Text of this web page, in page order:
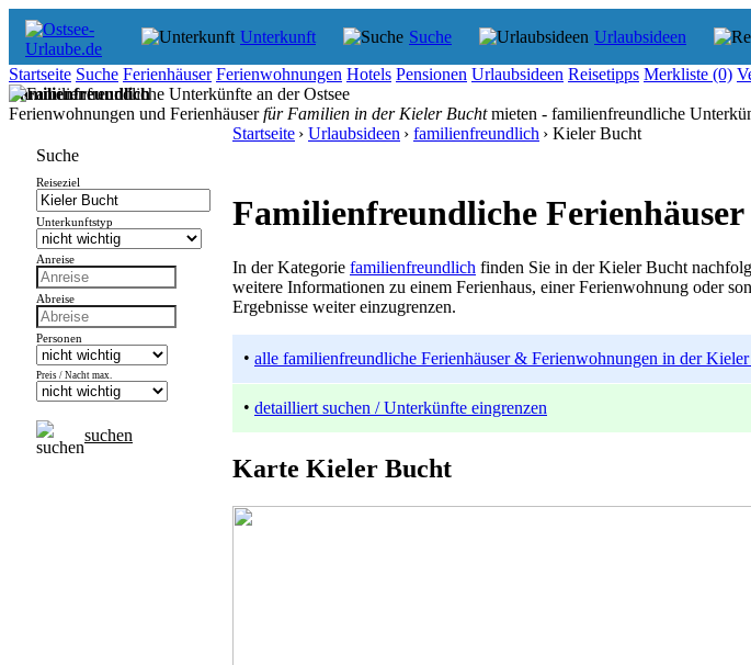
Unterkunft Suche Urlaubsideen
Startseite Suche Ferienhäuser Ferienwohnungen Hotels Pensionen Urlaubsideen Reisetipps Merkliste (0)
Familienfreundlich
Ferienwohnungen und Ferienhäuserfür Familien in der Kieler Buchtmieten - familienfreundliche
Suche
Reiseziel
Unterkunftstyp
Anreise
Abreise
Personen
Preis / Nacht max.
suchen
Startseite › Urlaubsideen › familienfreundlich › Kieler Bucht
Familienfreundliche
In der Kategorie familienfreundlich finden Sie in der Kieler Bucht
weitere Informationen zu einem Ferienhaus, einer Ferienwohnung oder
Ergebnisse weiter einzugrenzen.
• alle familienfreundliche Ferienhäuser & Ferienwohnungen in der
• detailliert suchen / Unterkünfte eingrenzen
Karte Kieler Bucht